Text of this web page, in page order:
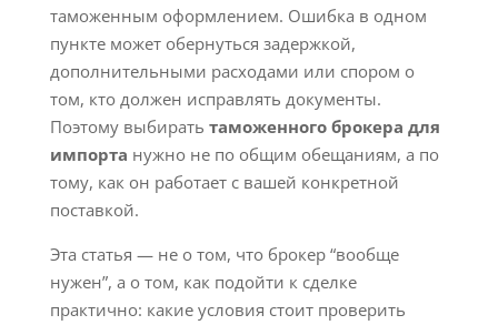
таможенным оформлением. Ошибка в одном
пункте может обернуться задержкой,
дополнительными расходами или спором о
том, кто должен исправлять документы.
Поэтому выбирать таможенного брокера для
импорта нужно не по общим обещаниям, а по
тому, как он работает с вашей конкретной
поставкой.
Эта статья — не о том, что брокер “вообще
нужен”, а о том, как подойти к сделке
практично: какие условия стоит проверить